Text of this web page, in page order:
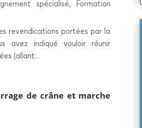
spécialisé, Formation
revendications portées par la
avez indiqué vouloir réunir
(allant...
de crâne et marche